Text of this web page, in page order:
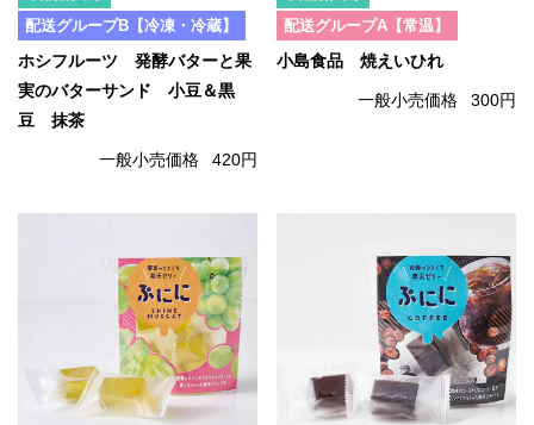
配送グループB【冷凍・冷蔵】
ホシフルーツ 発酵バターと果
実のバターサンド 小豆＆黒
豆 抹茶
一般小売価格 420円
配送グループA【常温】
小島食品 焼えいひれ
一般小売価格 300円